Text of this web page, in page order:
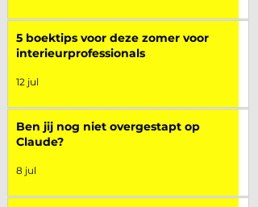
5 boektips voor deze zomer voor
interieurprofessionals
12 jul
Ben jij nog niet overgestapt op
Claude?
8 jul